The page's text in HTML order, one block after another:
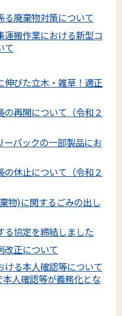
る廃棄物対策について
運搬作業における新型コ
て
伸びた立木・雑草！適正
再開について（令和２
ーパックの一部製品にお
休止について（令和２
物)に関するごみの出し
る協定を締結しました
改正について
ける本人確認等について
本人確認等が義務化とな